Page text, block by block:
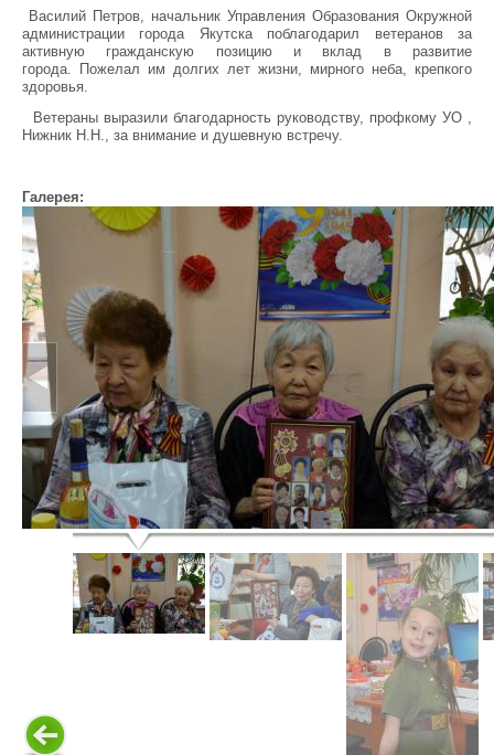
Василий Петров, начальник Управления Образования Окружной
администрации города Якутска поблагодарил ветеранов за
активную гражданскую позицию и вклад в развитие
города. Пожелал им долгих лет жизни, мирного неба, крепкого
здоровья.
Ветераны выразили благодарность руководству, профкому УО ,
Нижник Н.Н., за внимание и душевную встречу.
Галерея: